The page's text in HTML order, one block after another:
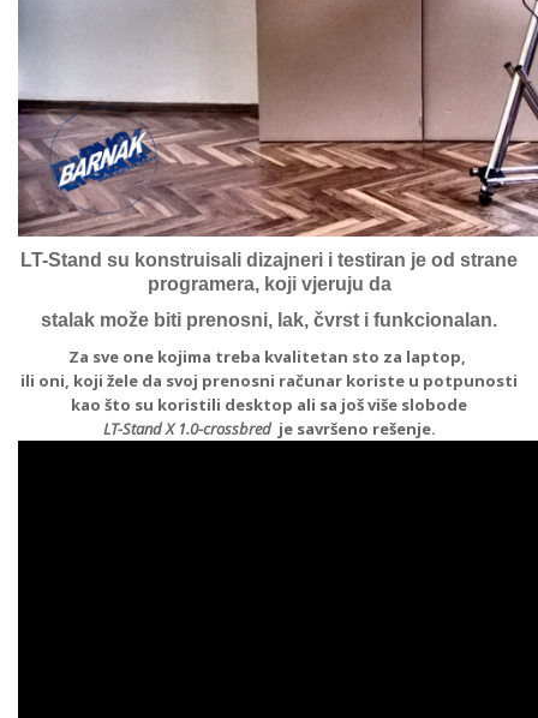
LT-Stand su konstruisali dizajneri i testiran je od strane
programera, koji vjeruju da
stalak može biti prenosni, lak, čvrst i funkcionalan.
Za sve one kojima treba kvalitetan sto za laptop,
ili oni, koji žele da svoj prenosni računar koriste u potpunosti
kao što su koristili desktop ali sa još više slobode
LT-Stand X 1.0-crossbredje savršeno rešenje.